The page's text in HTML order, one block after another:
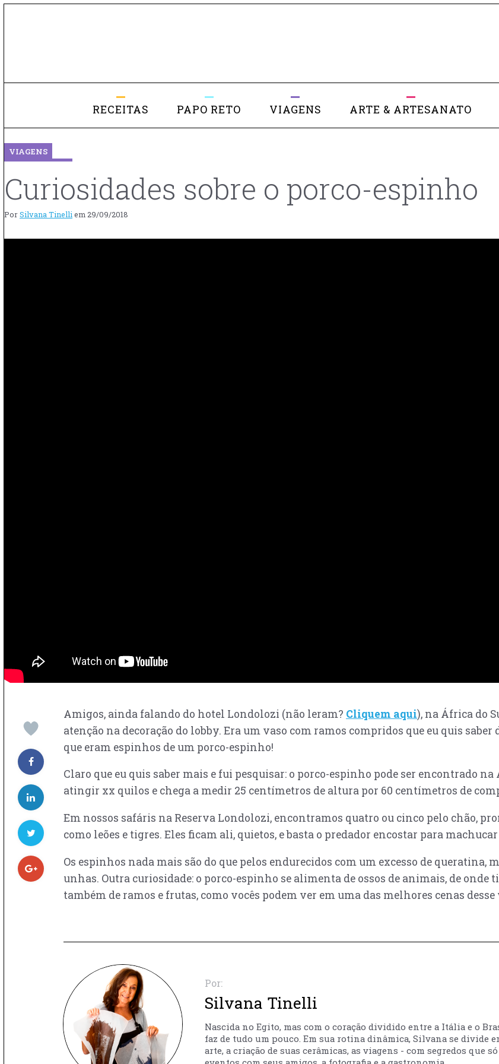
RECEITAS PAPO RETO VIAGENS ARTE & ARTESANATO
VIAGENS
Curiosidades sobre o porco-espinho
PorSilvana Tinelli em 29/09/2018
Amigos, ainda falando do hotel Londolozi (não leram? Cliquem aqui), na África do
atenção na decoração do lobby. Era um vaso com ramos compridos que eu quis
que eram espinhos de um porco-espinho!
Claro que eu quis saber mais e fui pesquisar: o porco-espinho pode ser encontrado
atingir xx quilos e chega a medir 25 centímetros de altura por 60 centímetros de
Em nossos safáris na Reserva Londolozi, encontramos quatro ou cinco pelo chão,
como leões e tigres. Eles ficam ali, quietos, e basta o predador encostar para
Os espinhos nada mais são do que pelos endurecidos com um excesso de queratina,
unhas. Outra curiosidade: o porco-espinho se alimenta de ossos de animais, de onde
também de ramos e frutas, como vocês podem ver em uma das melhores cenas desse
Por:
Silvana Tinelli
Nascida no Egito, mas com o coração dividido entre a Itália e o
faz de tudo um pouco. Em sua rotina dinâmica, Silvana se divide
arte, a criação de suas cerâmicas, as viagens - com segredos que